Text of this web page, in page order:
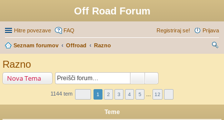
Off Road Forum
Hitre povezave FAQ Prijava
Registriraj se!
Seznam forumov Offroad
Razno
Razno
Nova Tema
1144 tem 1 2 3 4 5 12
Teme